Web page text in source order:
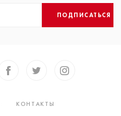
ПОДПИСАТЬСЯ
КОНТАКТЫ